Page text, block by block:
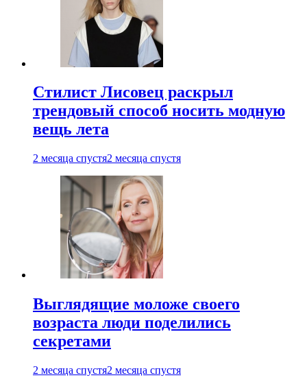
Стилист Лисовец раскрыл
трендовый способ носить модную
вещь лета
2 месяца спустя2 месяца спустя
Выглядящие моложе своего
возраста люди поделились
секретами
2 месяца спустя2 месяца спустя